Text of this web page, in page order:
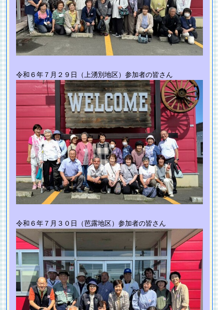
令和６年７月２９日（上湧別地区）参加者の皆さん
令和６年７月３０日（芭露地区）参加者の皆さん